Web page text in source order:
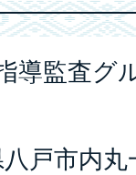
導監査グ
戸市内丸